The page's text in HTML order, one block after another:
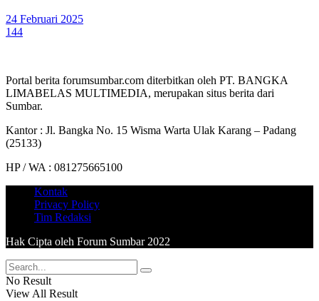
24 Februari 2025
144
Portal berita forumsumbar.com diterbitkan oleh PT. BANGKA
LIMABELAS MULTIMEDIA, merupakan situs berita dari
Sumbar.
Kantor : Jl. Bangka No. 15 Wisma Warta Ulak Karang – Padang
(25133)
HP / WA : 081275665100
Kontak
Privacy Policy
Tim Redaksi
Hak Cipta oleh Forum Sumbar 2022
No Result
View All Result